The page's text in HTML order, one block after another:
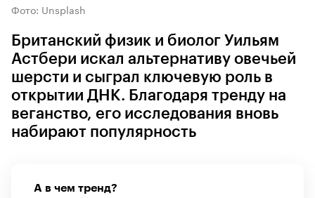
Фото: Unsplash
Британский физик и биолог Уильям
Астбери искал альтернативу овечьей
шерсти и сыграл ключевую роль в
открытии ДНК. Благодаря тренду на
веганство, его исследования вновь
набирают популярность
А в чем тренд?